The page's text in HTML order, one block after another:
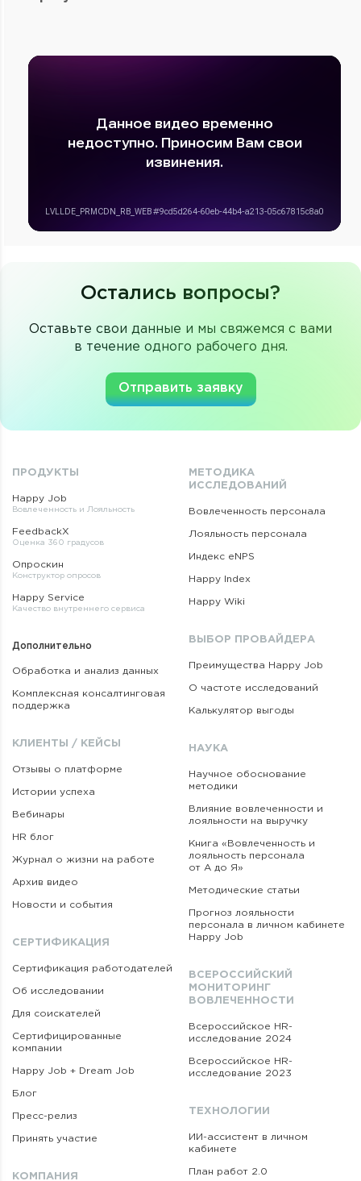
Остались вопросы?
Оставьте свои данные и мы свяжемся с вами
в течение одного рабочего дня.
Отправить заявку
ПРОДУКТЫ
Happy Job
Вовлеченность и Лояльность
FeedbackX
Оценка 360 градусов
Опроскин
Конструктор опросов
Happy Service
Качество внутреннего сервиса
Дополнительно
Обработка и анализ данных
Комплексная консалтинговая
поддержка
КЛИЕНТЫ / КЕЙСЫ
Отзывы о платформе
Истории успеха
Вебинары
HR блог
Журнал о жизни на работе
Архив видео
Новости и события
СЕРТИФИКАЦИЯ
Сертификация работодателей
Об исследовании
Для соискателей
Сертифицированные
компании
Happy Job + Dream Job
Блог
Пресс-релиз
Принять участие
КОМПАНИЯ
МЕТОДИКА
ИССЛЕДОВАНИЙ
Вовлеченность персонала
Лояльность персонала
Индекс eNPS
Happy Index
Happy Wiki
ВЫБОР ПРОВАЙДЕРА
Преимущества Happy Job
О частоте исследований
Калькулятор выгоды
НАУКА
Научное обоснование
методики
Влияние вовлеченности и
лояльности на выручку
Книга «Вовлеченность и
лояльность персонала
от А до Я»
Методические статьи
Прогноз лояльности
персонала в личном кабинете
Happy Job
ВСЕРОССИЙСКИЙ
МОНИТОРИНГ
ВОВЛЕЧЕННОСТИ
Всероссийское HR-
исследование 2024
Всероссийское HR-
исследование 2023
ТЕХНОЛОГИИ
ИИ-ассистент в личном
кабинете
План работ 2.0